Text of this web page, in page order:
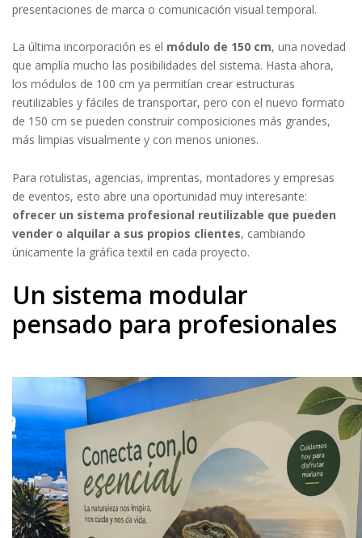
presentaciones de marca o comunicación visual temporal.
La última incorporación es el módulo de 150 cm, una novedad
que amplía mucho las posibilidades del sistema. Hasta ahora,
los módulos de 100 cm ya permitían crear estructuras
reutilizables y fáciles de transportar, pero con el nuevo formato
de 150 cm se pueden construir composiciones más grandes,
más limpias visualmente y con menos uniones.
Para rotulistas, agencias, imprentas, montadores y empresas
de eventos, esto abre una oportunidad muy interesante:
ofrecer un sistema profesional reutilizable que pueden
vender o alquilar a sus propios clientes, cambiando
únicamente la gráfica textil en cada proyecto.
Un sistema modular
pensado para profesionales